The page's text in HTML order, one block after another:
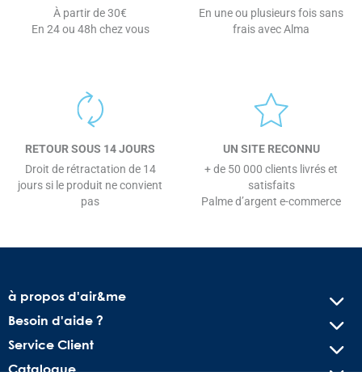
À partir de 30€
En 24 ou 48h chez vous
En une ou plusieurs fois sans
frais avec Alma
RETOUR SOUS 14 JOURS
Droit de rétractation de 14
jours si le produit ne convient
pas
UN SITE RECONNU
+ de 50 000 clients livrés et
satisfaits
Palme d’argent e-commerce
à propos d'air&me
Besoin d'aide ?
Service Client
Catalogue